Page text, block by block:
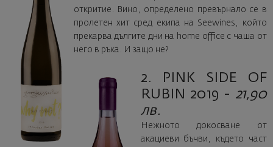
откритие. Вино, определено превърнало се в
пролетен хит сред екипа на Seewines, който
прекарва дългите дни на home office с чаша от
него в ръка. И защо не?
2. PINK SIDE OF
RUBIN 2019 - 21,90
лв.
Нежното докосване от
акациеви бъчви, където част